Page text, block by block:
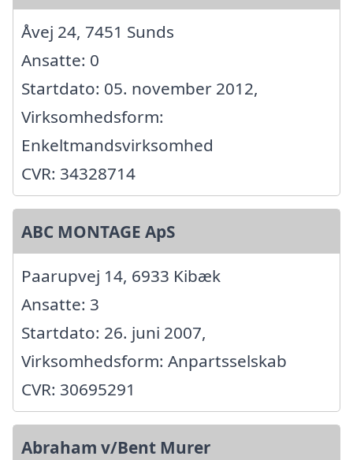
Åvej 24, 7451 Sunds
Ansatte: 0
Startdato: 05. november 2012,
Virksomhedsform:
Enkeltmandsvirksomhed
CVR: 34328714
ABC MONTAGE ApS
Paarupvej 14, 6933 Kibæk
Ansatte: 3
Startdato: 26. juni 2007,
Virksomhedsform: Anpartsselskab
CVR: 30695291
Abraham v/Bent Murer